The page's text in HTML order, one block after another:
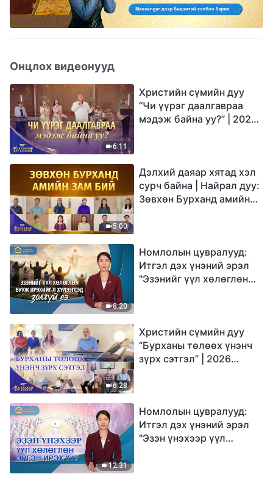
Онцлох видеонууд
6:11
Христийн сүмийн дуу
“Чи үүрэг даалгавраа
мэдэж байна уу?” | 2026
5:00
Дэлхий даяар хятад хэл
сурч байна | Найрал дуу:
Зөвхөн Бурханд амийн
8:20
Номлолын цувралууд:
Итгэл дэх үнэний эрэл
"Эзэнийг үүл хөлөглөн
6:28
Христийн сүмийн дуу
“Бурханы төлөөх үнэнч
зүрх сэтгэл” | 2026
12:31
Номлолын цувралууд:
Итгэл дэх үнэний эрэл
"Эзэн үнэхээр үүл